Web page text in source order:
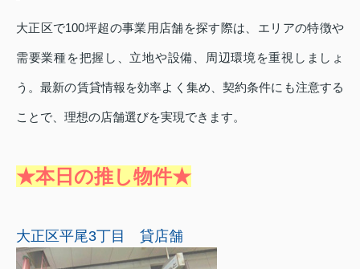
大正区で100坪超の事業用店舗を探す際は、エリアの特徴や
需要業種を把握し、立地や設備、周辺環境を重視しましょ
う。最新の賃貸情報を効率よく集め、契約条件にも注意する
ことで、理想の店舗選びを実現できます。
★本日の推し物件★
大正区平尾3丁目 貸店舗